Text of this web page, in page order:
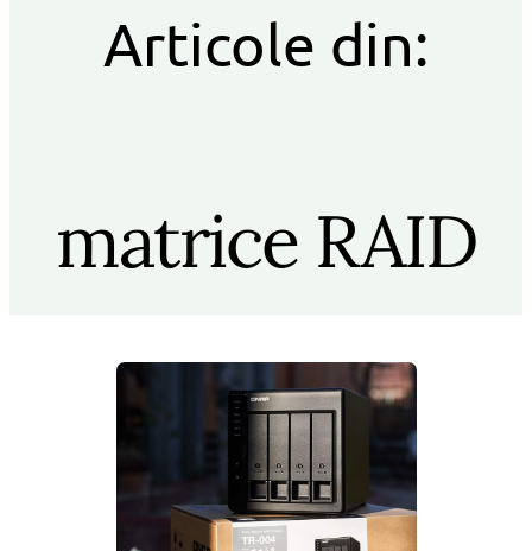
Articole din:
matrice RAID